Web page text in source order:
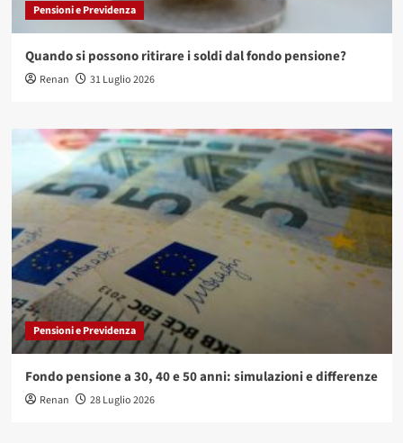
Pensioni e Previdenza
Quando si possono ritirare i soldi dal fondo pensione?
Renan 31 Luglio 2026
Pensioni e Previdenza
Fondo pensione a 30, 40 e 50 anni: simulazioni e differenze
Renan 28 Luglio 2026